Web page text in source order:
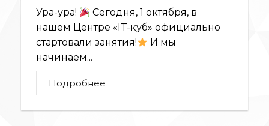
Ура-ура!
Сегодня, 1 октября, в
нашем Центре «IT-куб» официально
стартовали занятия!
И мы
начинаем...
Подробнее